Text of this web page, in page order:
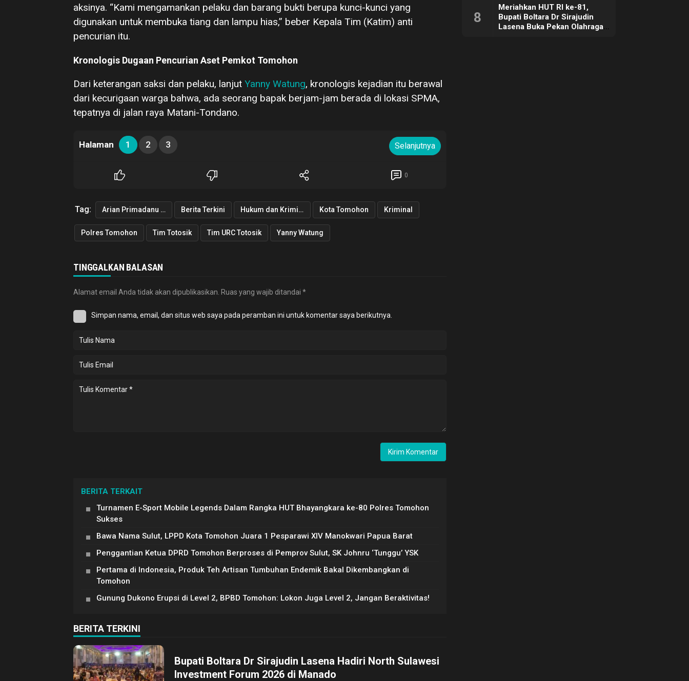
aksinya. “Kami mengamankan pelaku dan barang bukti berupa kunci-kunci yang
digunakan untuk membuka tiang dan lampu hias,” beber Kepala Tim (Katim) anti
pencurian itu.
Kronologis Dugaan Pencurian Aset Pemkot Tomohon
Dari keterangan saksi dan pelaku, lanjut Yanny Watung, kronologis kejadian itu berawal
dari kecurigaan warga bahwa, ada seorang bapak berjam-jam berada di lokasi SPMA,
tepatnya di jalan raya Matani-Tondano.
Halaman 1 2 3 Selanjutnya
0
Tag: Arian Primadanu Colibrito Berita Terkini Hukum dan Kriminal Kota Tomohon Kriminal
Polres Tomohon Tim Totosik Tim URC Totosik Yanny Watung
TINGGALKAN BALASAN
Alamat email Anda tidak akan dipublikasikan. Ruas yang wajib ditandai *
Simpan nama, email, dan situs web saya pada peramban ini untuk komentar saya berikutnya.
BERITA TERKAIT
Turnamen E-Sport Mobile Legends Dalam Rangka HUT Bhayangkara ke-80 Polres Tomohon
Sukses
Bawa Nama Sulut, LPPD Kota Tomohon Juara 1 Pesparawi XIV Manokwari Papua Barat
Penggantian Ketua DPRD Tomohon Berproses di Pemprov Sulut, SK Johnru ‘Tunggu’ YSK
Pertama di Indonesia, Produk Teh Artisan Tumbuhan Endemik Bakal Dikembangkan di
Tomohon
Gunung Dukono Erupsi di Level 2, BPBD Tomohon: Lokon Juga Level 2, Jangan Beraktivitas!
BERITA TERKINI
Bupati Boltara Dr Sirajudin Lasena Hadiri North Sulawesi
Investment Forum 2026 di Manado
8
Meriahkan HUT RI ke-81,
Bupati Boltara Dr Sirajudin
Lasena Buka Pekan Olahraga